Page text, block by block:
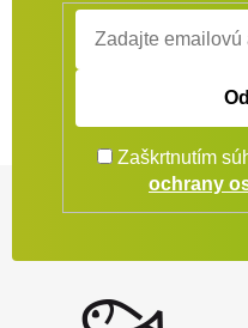
Zaškrtnutím
ochrany